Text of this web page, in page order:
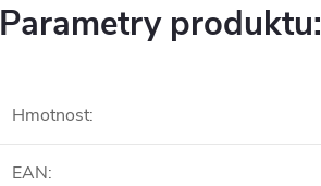
Parametry produktu:
Hmotnost:
EAN: